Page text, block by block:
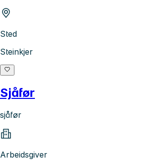
Sted
Steinkjer
Sjåfør
sjåfør
Arbeidsgiver